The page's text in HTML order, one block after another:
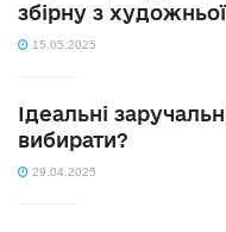
збірну з
15.05.2025
Ідеальні
вибирати?
29.04.2025